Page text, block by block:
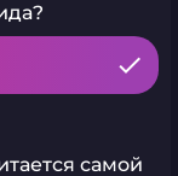
самой